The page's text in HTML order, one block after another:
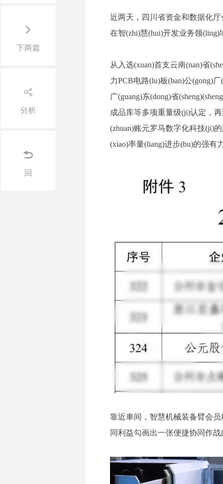

下两篇

分析

回
近两天，四川省资金和数据化
在智(zhi)慧(hui)开发业务领(ling)
从入选(xuan)首支云南(nan)省
力PCB电路(lu)板(ban)公(gong)
广(guang)东(dong)省
成品库等多项重量级(ji)认定，再
(zhuan)账元罗马数字化科技(ji)的
(xiao)率量(liang)进步(bu)的强有
靠近車间，智慧机械装备臂会
同利益勾画出一张便捷协同作